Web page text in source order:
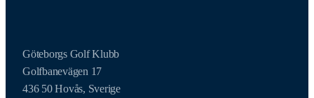
Göteborgs Golf Klubb
Golfbanevägen 17
436 50 Hovås, Sverige